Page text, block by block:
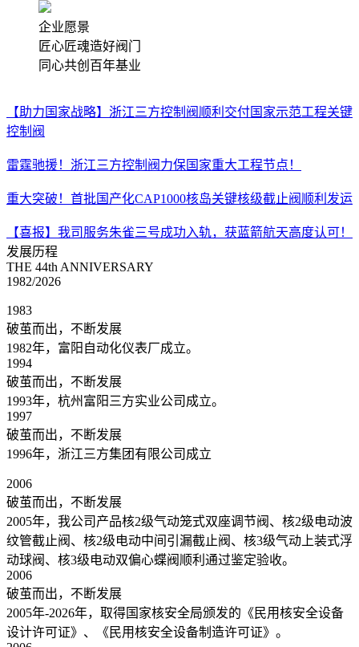
企业愿景
匠心匠魂造好阀门
同心共创百年基业
【助力国家战略】浙江三方控制阀顺利交付国家示范工程关键
控制阀
雷霆驰援！浙江三方控制阀力保国家重大工程节点！
重大突破！首批国产化CAP1000核岛关键核级截止阀顺利发运
【喜报】我司服务朱雀三号成功入轨，获蓝箭航天高度认可！
发展历程
THE 44th ANNIVERSARY
1982/2026
1983
破茧而出，不断发展
1982年，富阳自动化仪表厂成立。
1994
破茧而出，不断发展
1993年，杭州富阳三方实业公司成立。
1997
破茧而出，不断发展
1996年，浙江三方集团有限公司成立
2006
破茧而出，不断发展
2005年，我公司产品核2级气动笼式双座调节阀、核2级电动波
纹管截止阀、核2级电动中间引漏截止阀、核3级气动上装式浮
动球阀、核3级电动双偏心蝶阀顺利通过鉴定验收。
2006
破茧而出，不断发展
2005年-2026年，取得国家核安全局颁发的《民用核安全设备
设计许可证》、《民用核安全设备制造许可证》。